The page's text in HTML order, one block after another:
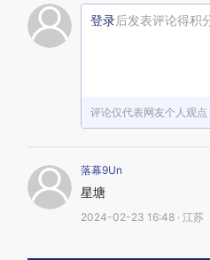
登录后发表评论得积
评论仅代表网友个人观
落幕9Un
星塘
2024-02-23 16:48 · 江苏